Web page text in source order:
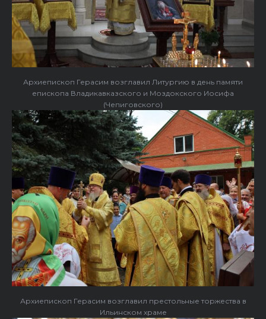
Архиепископ Герасим возглавил Литургию в день памяти
епископа Владикавказского и Моздокского Иосифа
(Чепиговского)
Архиепископ Герасим возглавил престольные торжества в
Ильинском храме